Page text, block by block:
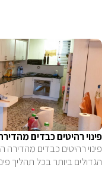
פינוי רהיטים כבדים
פינוי רהיטים כבדים מהדירה
הגדולים ביותר בכל תהליך